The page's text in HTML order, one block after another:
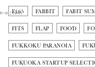
F365 FABBIT FABIT
FITS FLAP FOOD
FUKKOKU PARANOIA
FUKUOKA STARTUP